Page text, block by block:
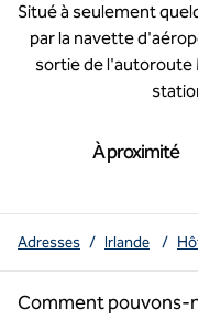
Situé à seulement
par la navette
sortie de l'autoroute
À proximité
Adresses / Irlande /
Comment pouvons-